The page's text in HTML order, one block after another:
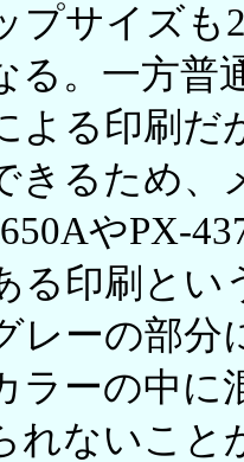
プサイズも
る。一方普
よる印刷だ
きるため、
やPX-
る印刷と
レーの部分
ラーの中に
れないこと